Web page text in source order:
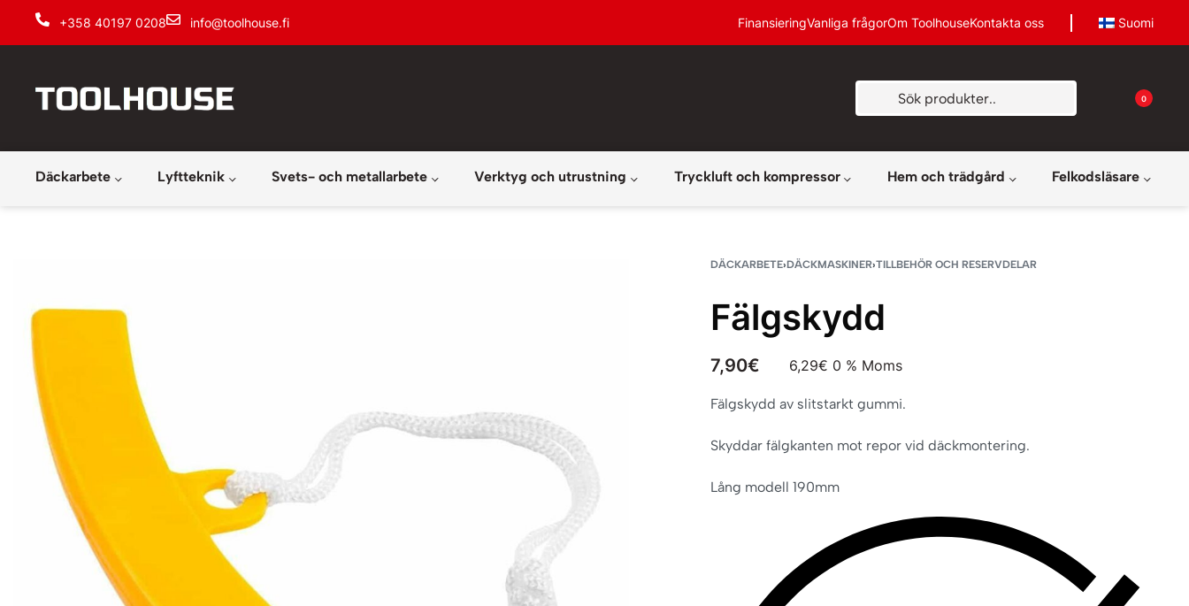
+358 40197 0208 info@toolhouse.fi FinansieringVanliga frågorOm ToolhouseKontakta oss Suomi
0
Däckarbete Lyftteknik Svets- och metallarbete Verktyg och utrustning Tryckluft och kompressor Hem och trädgård Felkodsläsare
DÄCKARBETE›DÄCKMASKINER›TILLBEHÖR OCH RESERVDELAR
Fälgskydd
7,90€ 6,29€ 0 % Moms
Fälgskydd av slitstarkt gummi.
Skyddar fälgkanten mot repor vid däckmontering.
Lång modell 190mm